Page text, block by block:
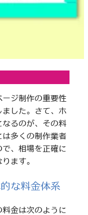
ジ制作の重要性
した。さて、ホ
るのが、その料
多くの制作業者
、相場を正確に
ます。
な料金体系
金は次のように